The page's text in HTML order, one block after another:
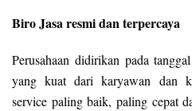
Biro Jasa resmi dan terpercaya
Perusahaan didirikan pada
yang kuat dari karyawan dan
service paling baik, paling cepat